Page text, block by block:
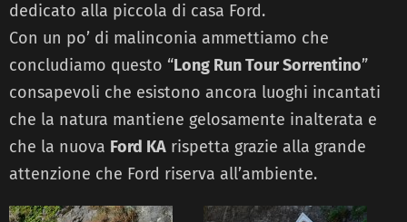
dedicato alla piccola di casa Ford.
Con un po’ di malinconia ammettiamo che
concludiamo questo “Long Run Tour Sorrentino”
consapevoli che esistono ancora luoghi incantati
che la natura mantiene gelosamente inalterata e
che la nuova Ford KA rispetta grazie alla grande
attenzione che Ford riserva all’ambiente.